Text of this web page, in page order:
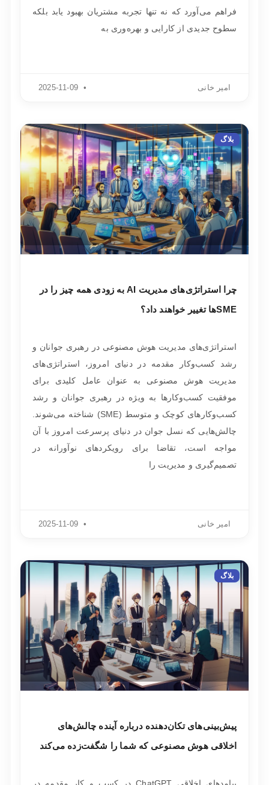
فراهم می‌آورد که نه تنها تجربه مشتریان بهبود یابد بلکه
سطوح جدیدی از کارایی و بهره‌وری به
امیر خانی
بلاگ
چرا استراتژی‌های مدیریت AI به زودی همه چیز را در
SMEها تغییر خواهند داد؟
استراتژی‌های مدیریت هوش مصنوعی در رهبری جوانان و
رشد کسب‌وکار مقدمه در دنیای امروز، استراتژی‌های
مدیریت هوش مصنوعی به عنوان عامل کلیدی برای
موفقیت کسب‌وکارها به ویژه در رهبری جوانان و رشد
کسب‌وکارهای کوچک و متوسط (SME) شناخته می‌شوند.
چالش‌هایی که نسل جوان در دنیای پرسرعت امروز با آن
مواجه است، تقاضا برای رویکردهای نوآورانه در
تصمیم‌گیری و مدیریت را
امیر خانی
بلاگ
پیش‌بینی‌های تکان‌دهنده درباره آینده چالش‌های
اخلاقی هوش مصنوعی که شما را شگفت‌زده می‌کند